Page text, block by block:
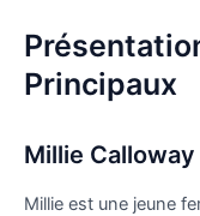
Principaux
Millie Calloway
Millie est une jeune